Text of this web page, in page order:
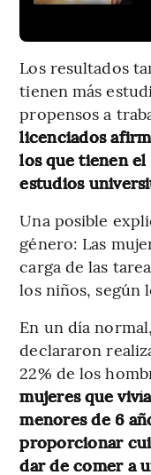
Los resultados
tienen más
propensos a
licenciados
los que tienen
estudios
Una posible
género: Las
carga de las
los niños, según
En un día
declararon
22% de los
mujeres que
menores de 6
proporcionar
dar de comer a